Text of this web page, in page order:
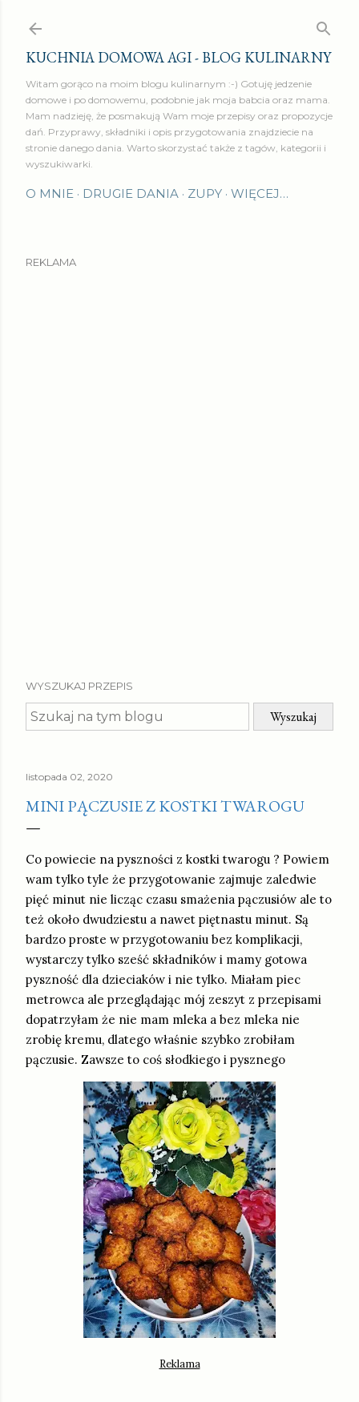
KUCHNIA DOMOWA AGI - BLOG KULINARNY
Witam gorąco na moim blogu kulinarnym :-) Gotuję jedzenie
domowe i po domowemu, podobnie jak moja babcia oraz mama.
Mam nadzieję, że posmakują Wam moje przepisy oraz propozycje
dań. Przyprawy, składniki i opis przygotowania znajdziecie na
stronie danego dania. Warto skorzystać także z tagów, kategorii i
wyszukiwarki.
O MNIE DRUGIE DANIA ZUPY WIĘCEJ…
REKLAMA
WYSZUKAJ PRZEPIS
listopada 02, 2020
MINI PĄCZUSIE Z KOSTKI TWAROGU
Co powiecie na pyszności z kostki twarogu ? Powiem
wam tylko tyle że przygotowanie zajmuje zaledwie
pięć minut nie licząc czasu smażenia pączusiów ale to
też około dwudziestu a nawet piętnastu minut. Są
bardzo proste w przygotowaniu bez komplikacji,
wystarczy tylko sześć składników i mamy gotowa
pyszność dla dzieciaków i nie tylko. Miałam piec
metrowca ale przeglądając mój zeszyt z przepisami
dopatrzyłam że nie mam mleka a bez mleka nie
zrobię kremu, dlatego właśnie szybko zrobiłam
pączusie. Zawsze to coś słodkiego i pysznego